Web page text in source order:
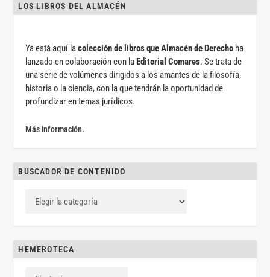
LOS LIBROS DEL ALMACÉN
Ya está aquí lacolección de libros que Almacén de Derecho ha
lanzado en colaboración con laEditorial Comares. Se trata de
una serie de volúmenes dirigidos a los amantes de la filosofía,
historia o la ciencia, con la que tendrán la oportunidad de
profundizar en temas jurídicos.
Más información.
BUSCADOR DE CONTENIDO
HEMEROTECA